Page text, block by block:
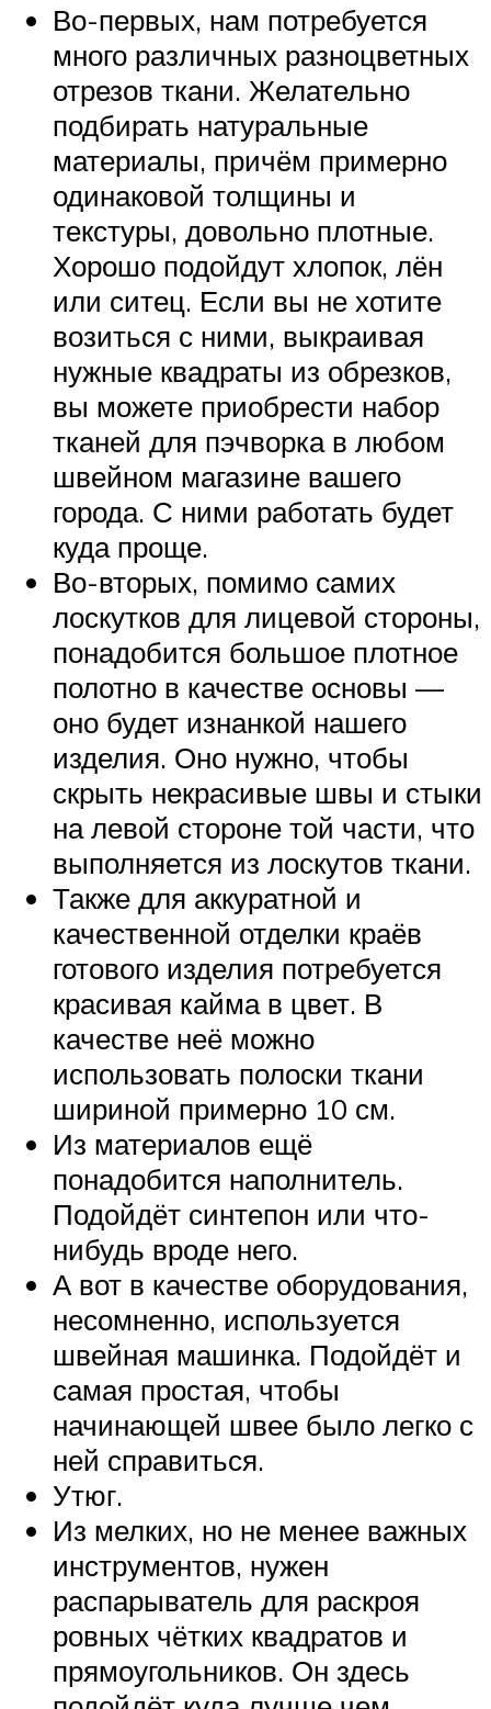
Во-первых, нам потребуется
много различных разноцветных
отрезов ткани. Желательно
подбирать натуральные
материалы, причём примерно
одинаковой толщины и
текстуры, довольно плотные.
Хорошо подойдут хлопок, лён
или ситец. Если вы не хотите
возиться с ними, выкраивая
нужные квадраты из обрезков,
вы можете приобрести набор
тканей для пэчворка в любом
швейном магазине вашего
города. С ними работать будет
куда проще.
Во-вторых, помимо самих
лоскутков для лицевой стороны,
понадобится большое плотное
полотно в качестве основы —
оно будет изнанкой нашего
изделия. Оно нужно, чтобы
скрыть некрасивые швы и стыки
на левой стороне той части, что
выполняется из лоскутов ткани.
Также для аккуратной и
качественной отделки краёв
готового изделия потребуется
красивая кайма в цвет. В
качестве неё можно
использовать полоски ткани
шириной примерно 10 см.
Из материалов ещё
понадобится наполнитель.
Подойдёт синтепон или что-
нибудь вроде него.
А вот в качестве оборудования,
несомненно, используется
швейная машинка. Подойдёт и
самая простая, чтобы
начинающей швее было легко с
ней справиться.
Утюг.
Из мелких, но не менее важных
инструментов, нужен
распарыватель для раскроя
ровных чётких квадратов и
прямоугольников. Он здесь